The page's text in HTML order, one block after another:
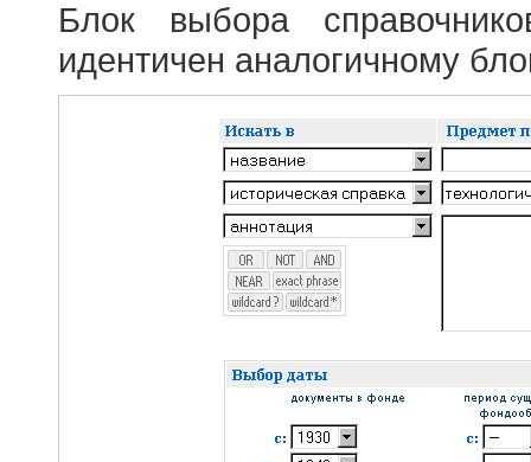
Блок выбора
идентичен аналогичному